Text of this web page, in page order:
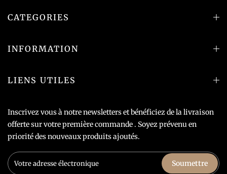
CATEGORIES
INFORMATION
LIENS UTILES
Inscrivez vous à notre newsletters et bénéficiez de la livraison
offerte sur votre première commande . Soyez prévenu en
priorité des nouveaux produits ajoutés.
Soumettre